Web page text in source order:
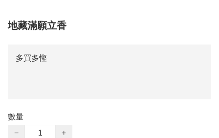
地藏滿願立香
多買多慳
數量
−
+